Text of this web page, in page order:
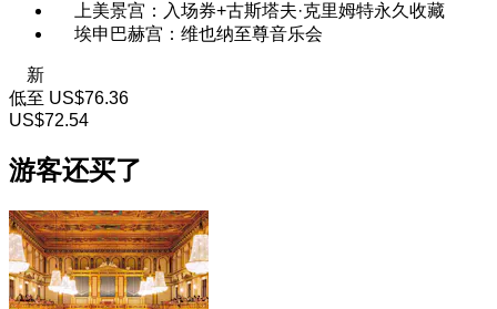
上美景宫：入场券+古斯塔夫·克里姆特永久收藏
埃申巴赫宫：维也纳至尊音乐会
新
低至 US$76.36
US$72.54
游客还买了